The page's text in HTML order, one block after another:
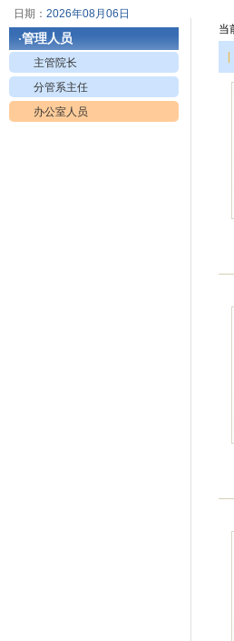
日期： 2026年08月06日
·管理人员
主管院长
分管系主任
办公室人员
当